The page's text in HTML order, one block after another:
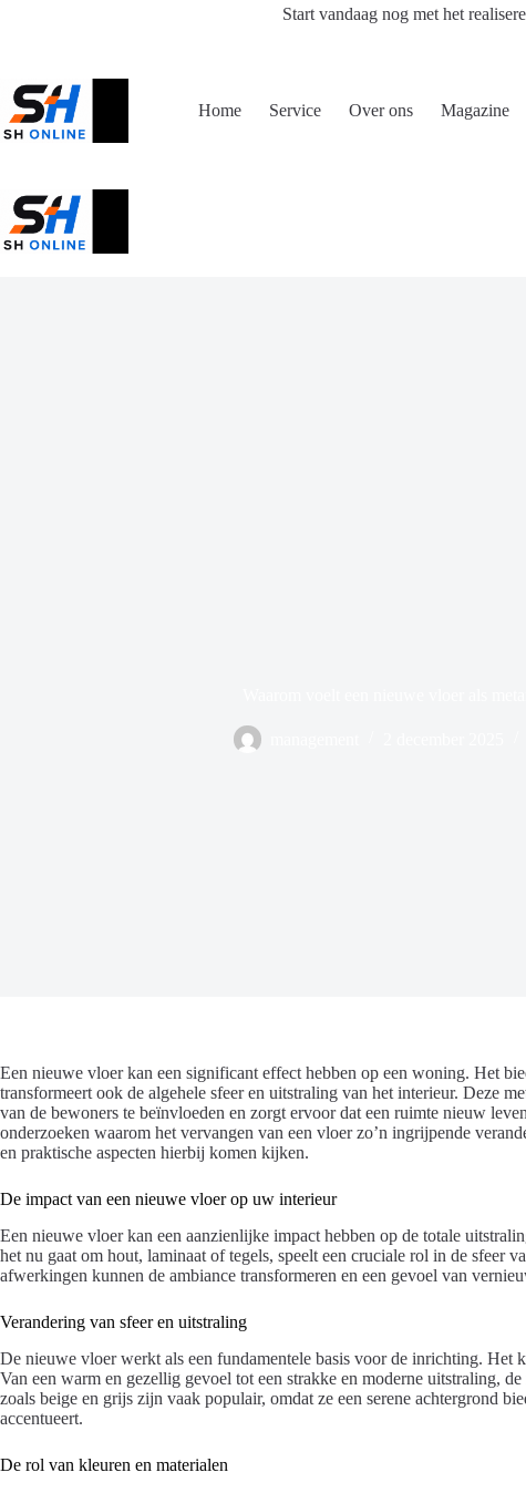
Start vandaag nog met het
Home Service Over ons Magazine
Een nieuwe vloer kan een significant effect hebben op een woning. Het
transformeert ook de algehele sfeer en uitstraling van het interieur. Deze
van de bewoners te beïnvloeden en zorgt ervoor dat een ruimte nieuw
onderzoeken waarom het vervangen van een vloer zo’n ingrijpende
en praktische aspecten hierbij komen kijken.
De impact van een nieuwe vloer op uw interieur
Een nieuwe vloer kan een aanzienlijke impact hebben op de totale
het nu gaat om hout, laminaat of tegels, speelt een cruciale rol in de sfeer
afwerkingen kunnen de ambiance transformeren en een gevoel van
Verandering van sfeer en uitstraling
De nieuwe vloer werkt als een fundamentele basis voor de inrichting. Het
Van een warm en gezellig gevoel tot een strakke en moderne uitstraling,
zoals beige en grijs zijn vaak populair, omdat ze een serene achtergrond
accentueert.
De rol van kleuren en materialen